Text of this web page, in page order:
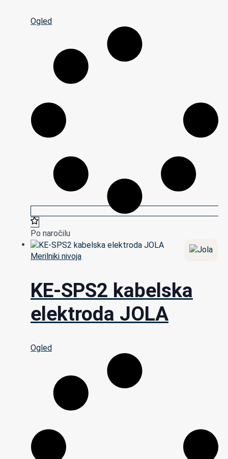
Ogled
Po naročilu
Merilniki nivoja
KE-SPS2 kabelska
elektroda JOLA
Ogled